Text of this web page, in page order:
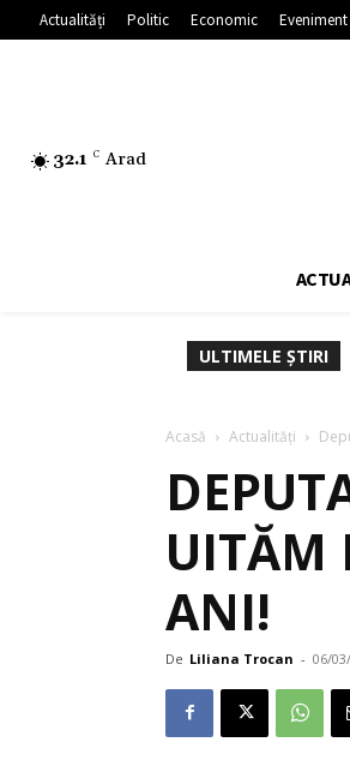
Actualități Politic Economic Eveniment
32.1 C Arad
ULTIMELE ȘTIRI
Acasă Actualități
UITĂM
ANI!
De Liliana Trocan - 06/